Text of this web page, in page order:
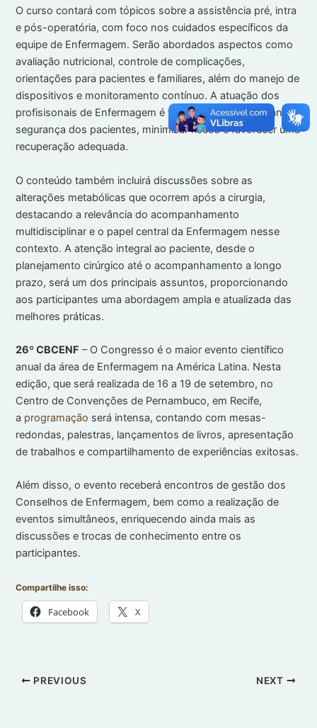
O curso contará com tópicos sobre a assistência pré, intra
e pós-operatória, com foco nos cuidados específicos da
equipe de Enfermagem. Serão abordados aspectos como
avaliação nutricional, controle de complicações,
orientações para pacientes e familiares, além do manejo de
dispositivos e monitoramento contínuo. A atuação dos
profisisonais de Enfermagem é fundamental para garantir a
segurança dos pacientes, minimizar riscos e favorecer uma
recuperação adequada.
O conteúdo também incluirá discussões sobre as
alterações metabólicas que ocorrem após a cirurgia,
destacando a relevância do acompanhamento
multidisciplinar e o papel central da Enfermagem nesse
contexto. A atenção integral ao paciente, desde o
planejamento cirúrgico até o acompanhamento a longo
prazo, será um dos principais assuntos, proporcionando
aos participantes uma abordagem ampla e atualizada das
melhores práticas.
26º CBCENF – O Congresso é o maior evento científico
anual da área de Enfermagem na América Latina. Nesta
edição, que será realizada de 16 a 19 de setembro, no
Centro de Convenções de Pernambuco, em Recife,
a programação será intensa, contando com mesas-
redondas, palestras, lançamentos de livros, apresentação
de trabalhos e compartilhamento de experiências exitosas.
Além disso, o evento receberá encontros de gestão dos
Conselhos de Enfermagem, bem como a realização de
eventos simultâneos, enriquecendo ainda mais as
discussões e trocas de conhecimento entre os
participantes.
Compartilhe isso:
Facebook X
PREVIOUS NEXT